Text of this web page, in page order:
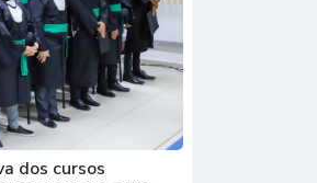
dos cursos